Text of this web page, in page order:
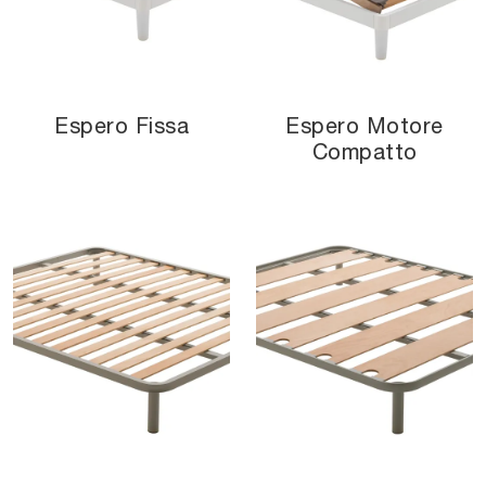
Espero Fissa
Espero Motore
Compatto